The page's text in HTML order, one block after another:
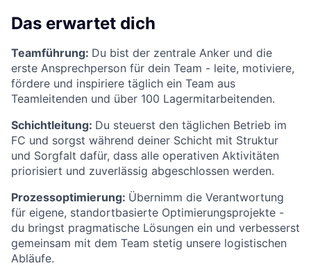
Das erwartet dich
Teamführung: Du bist der zentrale Anker und die
erste Ansprechperson für dein Team - leite, motiviere,
fördere und inspiriere täglich ein Team aus
Teamleitenden und über 100 Lagermitarbeitenden.
Schichtleitung: Du steuerst den täglichen Betrieb im
FC und sorgst während deiner Schicht mit Struktur
und Sorgfalt dafür, dass alle operativen Aktivitäten
priorisiert und zuverlässig abgeschlossen werden.
Prozessoptimierung: Übernimm die Verantwortung
für eigene, standortbasierte Optimierungsprojekte -
du bringst pragmatische Lösungen ein und verbesserst
gemeinsam mit dem Team stetig unsere logistischen
Abläufe.